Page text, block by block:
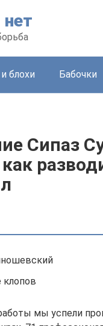
блохи Бабочки
Сипаз
клопов
мы успели